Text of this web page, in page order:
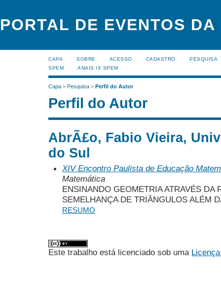
PORTAL DE EVENTOS DA
CAPA SOBRE ACESSO CADASTRO
PESQUISA
SPEM
ANAIS IX SPEM
Capa > Pesquisa > Perfil do Autor
Perfil do Autor
AbrÃ£o, Fabio Vieira,
do Sul
XIV Encontro Paulista de Educação
Matemática
ENSINANDO GEOMETRIA ATRAVÉS DA
SEMELHANÇA DE TRIÂNGULOS ALÉM
RESUMO
Este trabalho está licenciado sob uma